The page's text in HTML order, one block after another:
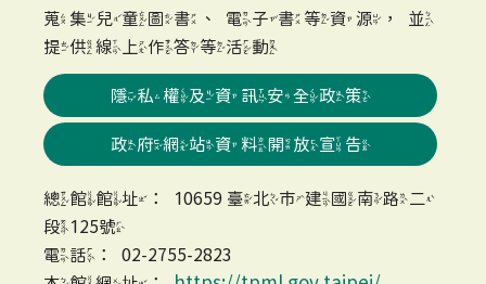
蒐集兒童圖書、電子書等資源，並
提供線上作答等活動
隱私權及資訊安全政策
政府網站資料開放宣告
總館館址：10659 臺北市建國南路二
段125號
電話：02-2755-2823